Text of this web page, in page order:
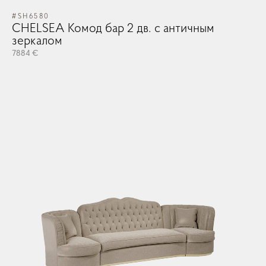
#SH6580
CHELSEA Комод бар 2 дв. с античным
зеркалом
7884 €